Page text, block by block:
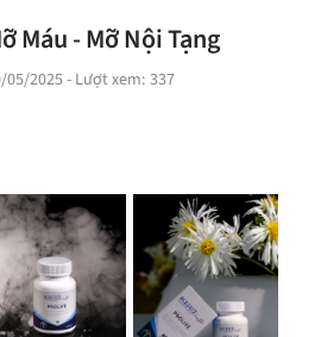
Máu - Mỡ Nội Tạng
05/2025- Lượt xem: 337